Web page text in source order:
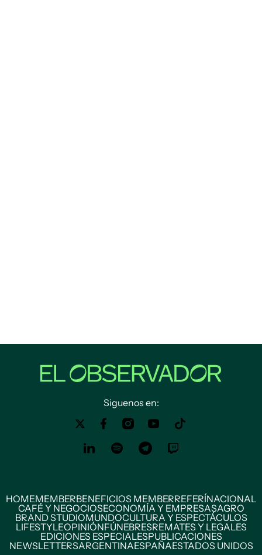
Siguenos en:
HOMEMEMBERBENEFICIOS MEMBERREFERÍNACIONAL
CAFÉ Y NEGOCIOSECONOMÍA Y EMPRESASAGRO
BRAND STUDIOMUNDOCULTURA Y ESPECTÁCULOS
LIFESTYLEOPINIÓNFÚNEBRESREMATES Y LEGALES
EDICIONES ESPECIALESPUBLICACIONES
NEWSLETTERSARGENTINAESPAÑAESTADOS UNIDOS